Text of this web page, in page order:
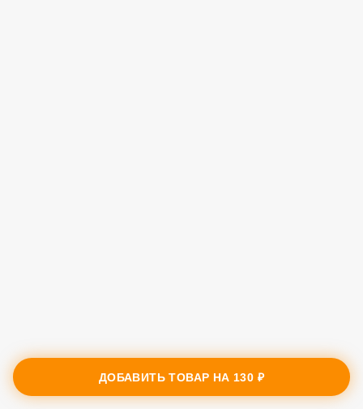
ДОБАВИТЬ ТОВАР НА 130 ₽